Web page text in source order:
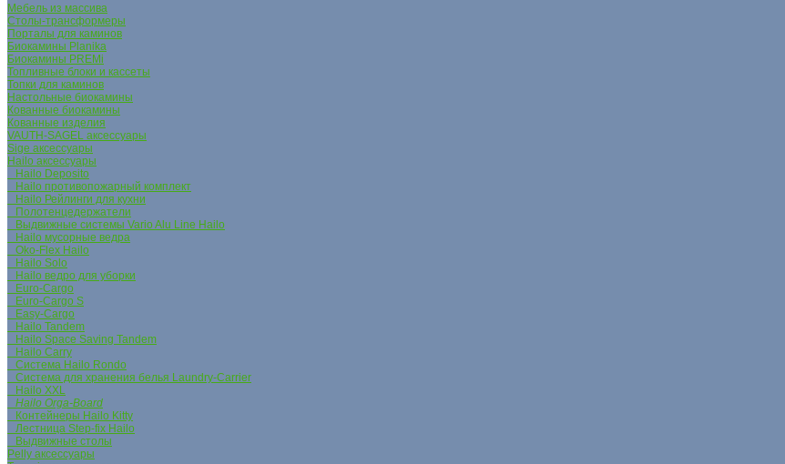
Мебель из массива
Столы-трансформеры
Порталы для каминов
Биокамины Planika
Биокамины PREMi
Топливные блоки и кассеты
Топки для каминов
Настольные биокамины
Кованные биокамины
Кованные изделия
VAUTH-SAGEL аксессуары
Sige аксессуары
Hailo аксессуары
Hailo Deposito
Hailo противопожарный комплект
Hailo Рейлинги для кухни
Полотенцедержатели
Выдвижные системы Vario Alu Line Hailo
Hailo мусорные ведра
Oko-Flex Hailo
Hailo Solo
Hailo ведро для уборки
Euro-Cargo
Euro-Cargo S
Easy-Cargo
Hailo Tandem
Hailo Space Saving Tandem
Hailo Carry
Система Hailo Rondo
Система для хранения белья Laundry-Carrier
Hailo XXL
Hailo Orga-Board
Контейнеры Hailo Kitty
Лестница Step-fix Hailo
Выдвижные столы
Pelly аксессуары